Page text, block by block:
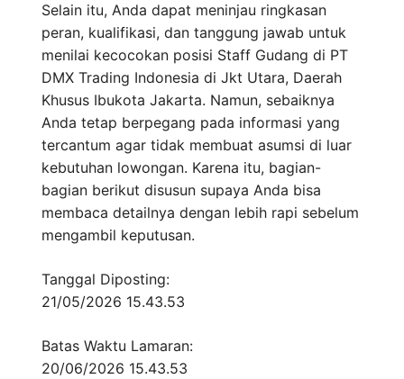
Selain itu, Anda dapat meninjau ringkasan
peran, kualifikasi, dan tanggung jawab untuk
menilai kecocokan posisi Staff Gudang di PT
DMX Trading Indonesia di Jkt Utara, Daerah
Khusus Ibukota Jakarta. Namun, sebaiknya
Anda tetap berpegang pada informasi yang
tercantum agar tidak membuat asumsi di luar
kebutuhan lowongan. Karena itu, bagian-
bagian berikut disusun supaya Anda bisa
membaca detailnya dengan lebih rapi sebelum
mengambil keputusan.
Tanggal Diposting:
21/05/2026 15.43.53
Batas Waktu Lamaran:
20/06/2026 15.43.53